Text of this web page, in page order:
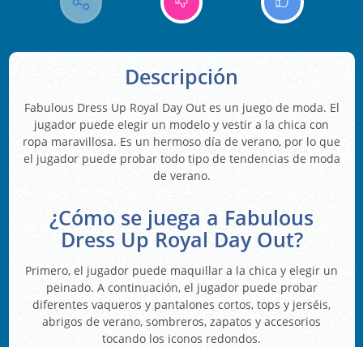
Descripción
Fabulous Dress Up Royal Day Out es un juego de moda. El
jugador puede elegir un modelo y vestir a la chica con
ropa maravillosa. Es un hermoso día de verano, por lo que
el jugador puede probar todo tipo de tendencias de moda
de verano.
¿Cómo se juega a Fabulous
Dress Up Royal Day Out?
Primero, el jugador puede maquillar a la chica y elegir un
peinado. A continuación, el jugador puede probar
diferentes vaqueros y pantalones cortos, tops y jerséis,
abrigos de verano, sombreros, zapatos y accesorios
tocando los iconos redondos.